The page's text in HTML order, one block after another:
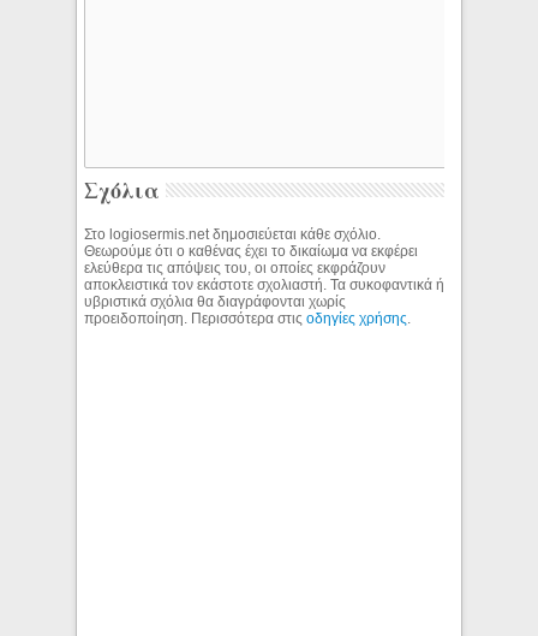
Σχόλια
Στο logiosermis.net δημοσιεύεται κάθε σχόλιο.
Θεωρούμε ότι ο καθένας έχει το δικαίωμα να εκφέρει
ελεύθερα τις απόψεις του, οι οποίες εκφράζουν
αποκλειστικά τον εκάστοτε σχολιαστή. Τα συκοφαντικά ή
υβριστικά σχόλια θα διαγράφονται χωρίς
προειδοποίηση. Περισσότερα στιςοδηγίες χρήσης.